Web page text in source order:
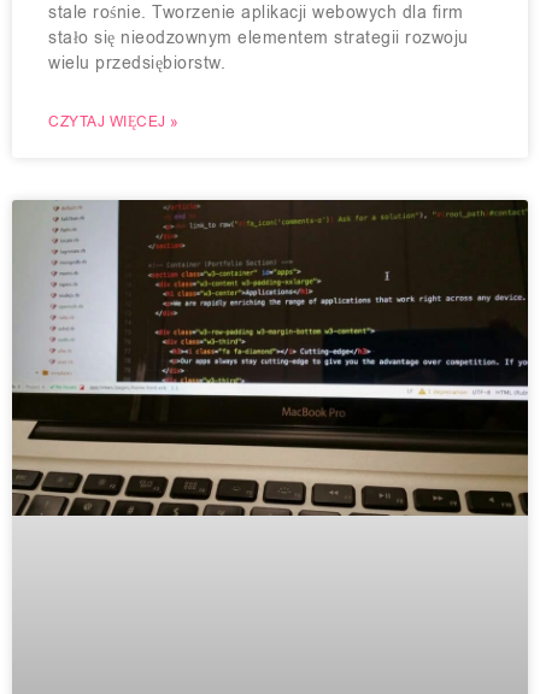
stale rośnie. Tworzenie aplikacji webowych dla firm
stało się nieodzownym elementem strategii rozwoju
wielu przedsiębiorstw.
CZYTAJ WIĘCEJ »